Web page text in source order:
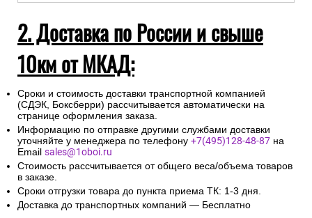
2. Доставка по России и свыше
10км от МКАД:
Сроки и стоимость доставки транспортной компанией
(СДЭК, Боксберри) рассчитывается автоматически на
странице оформления заказа.
Информацию по отправке другими службами доставки
уточняйте у менеджера по телефону +7(495)128-48-87 на
Email sales@1oboi.ru
Стоимость рассчитывается от общего веса/объема товаров
в заказе.
Сроки отгрузки товара до пункта приема ТК: 1-3 дня.
Доставка до транспортных компаний — Бесплатно